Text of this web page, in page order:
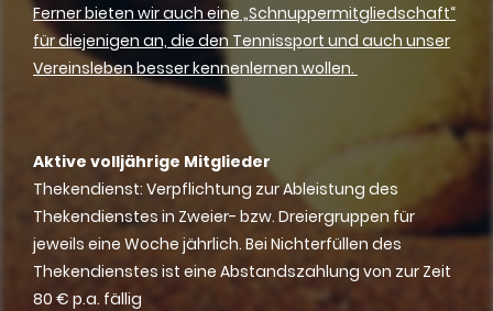
Ferner bieten wir auch eine „Schnuppermitgliedschaft“
für diejenigen an, die den Tennissport und auch unser
Vereinsleben besser kennenlernen wollen.
Aktive volljährige Mitglieder
Thekendienst: Verpflichtung zur Ableistung des
Thekendienstes in Zweier- bzw. Dreiergruppen für
jeweils eine Woche jährlich. Bei Nichterfüllen des
Thekendienstes ist eine Abstandszahlung von zur Zeit
80 € p.a. fällig